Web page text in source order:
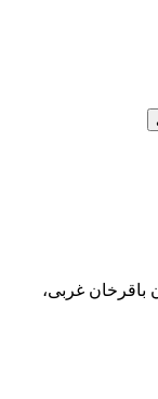
باقرخان غربی،